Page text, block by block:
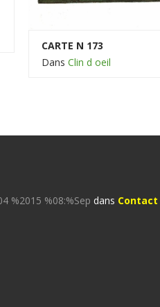
CARTE N 173
Dans Clin d oeil
%2015 %08:%Sep dans Contact